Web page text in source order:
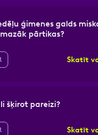
ģimenes galds
pārtikas?
Skatīt
šķirot pareizi?
Skatīt